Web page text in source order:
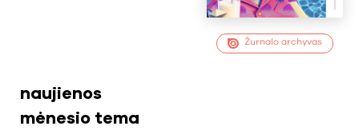
Žurnalo archyvas
naujienos
mėnesio tema